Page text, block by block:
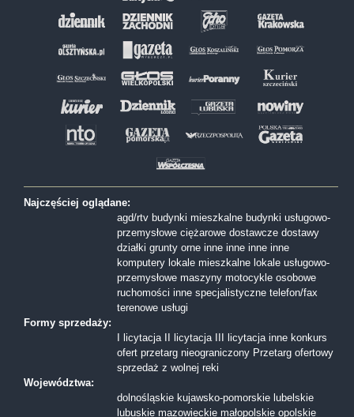
Najczęściej oglądane:
agd/rtv budynki mieszkalne budynki usługowo-
przemysłowe ciężarowe dostawcze dostawy
działki grunty orne inne inne inne inne
komputery lokale mieszkalne lokale usługowo-
przemysłowe maszyny motocykle osobowe
ruchomości inne specjalistyczne telefon/fax
terenowe usługi
Formy sprzedaży:
I licytacja
II licytacja III licytacja inne konkurs
ofert przetarg nieograniczony Przetarg ofertowy
sprzedaż z wolnej reki
Województwa:
dolnośląskie kujawsko-pomorskie lubelskie
lubuskie mazowieckie małopolskie opolskie